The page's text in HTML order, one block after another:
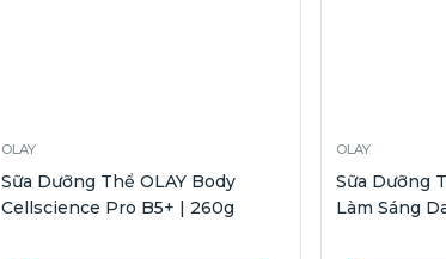
OLAY
Sữa Dưỡng Thể OLAY Body
Cellscience Pro B5+ | 260g
OLAY
Sữa Dưỡng
Làm Sáng